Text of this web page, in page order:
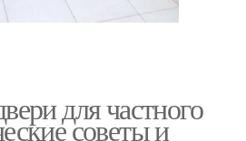
для частного
советы и